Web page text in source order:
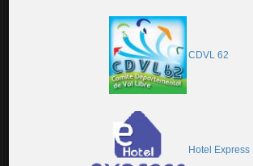
CDVL 62
Hotel Express